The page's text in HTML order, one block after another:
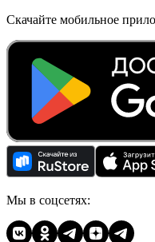
Скачайте мобильное
Мы в соцсетях: